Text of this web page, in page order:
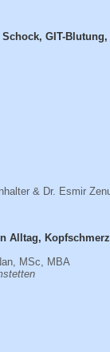
GIT-
& Dr. Esmir
Alltag,
MSc, MBA